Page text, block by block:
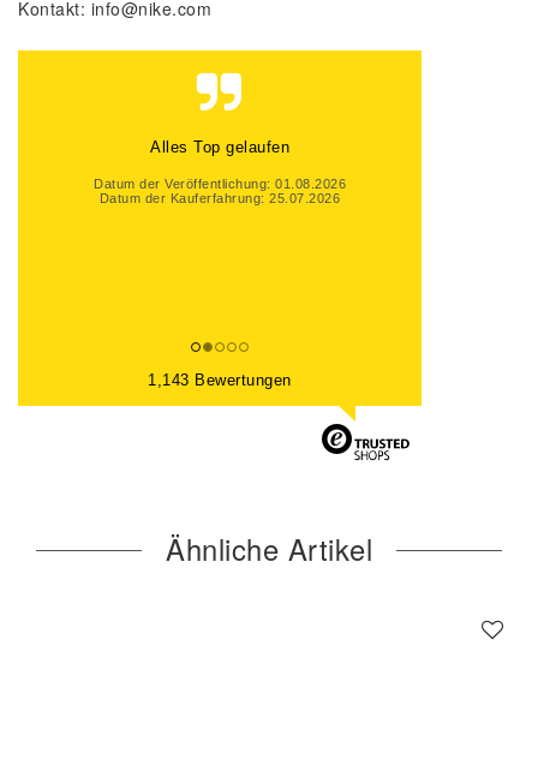
Kontakt: info@nike.com
Alles Top gelaufen
Datum der Veröffentlichung: 01.08.2026
Datum der Kauferfahrung: 25.07.2026
1,143 Bewertungen
Ähnliche Artikel